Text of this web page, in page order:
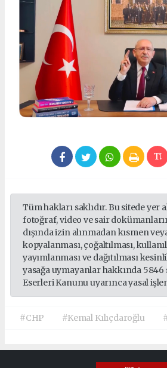
Tüm hakları saklıdır. Bu sitede yer
fotoğraf, video ve sair
dışında izin alınmadan kısmen
kopyalanması, çoğaltılması,
yayımlanması ve dağıtılması
yasağa uymayanlar hakkında 5846
Eserleri Kanunu uyarınca yasal
#CHP #Kemal Kılıçdaroğlu